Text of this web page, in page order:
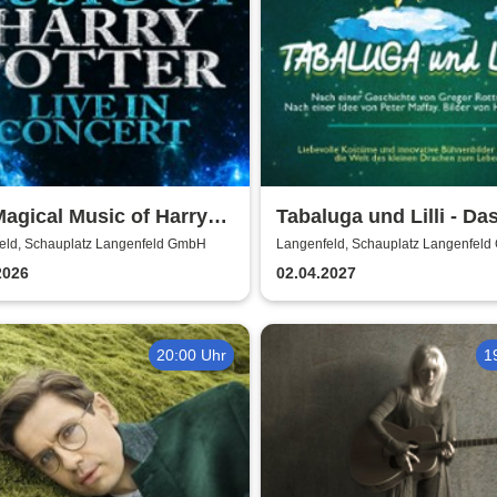
Music of Harry
- Live in Concert
Schauplatz Langenfeld GmbH
Tabaluga und Lilli -
drachenstarke Musical
ganze Familie
Langenfeld, Schauplatz Langenfeld
02.04.2027
20:00 Uhr